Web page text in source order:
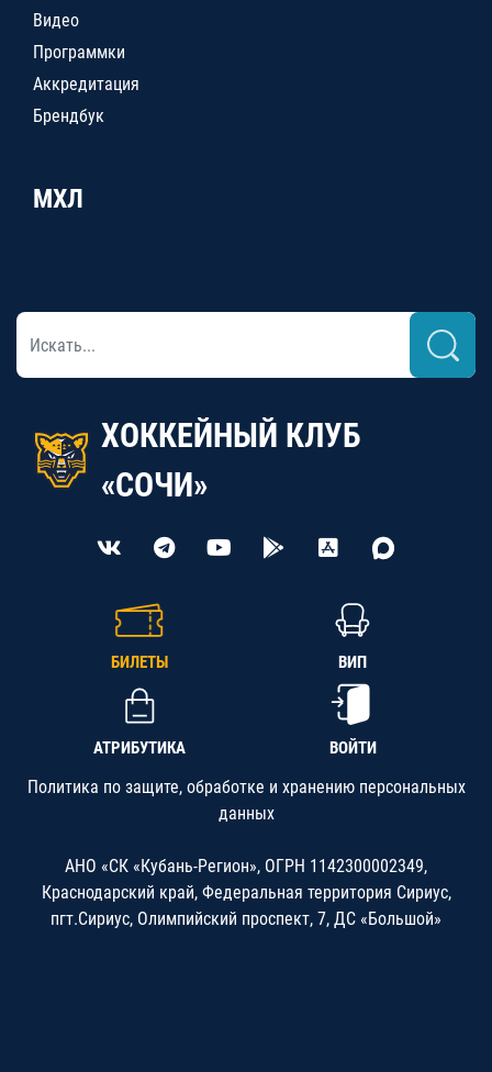
Видео
Программки
Аккредитация
Брендбук
МХЛ
ХОККЕЙНЫЙ КЛУБ
«СОЧИ»
БИЛЕТЫ ВИП
АТРИБУТИКА ВОЙТИ
Политика по защите, обработке и хранению персональных
данных
АНО «СК «Кубань-Регион», ОГРН 1142300002349,
Краснодарский край, Федеральная территория Сириус,
пгт.Сириус, Олимпийский проспект, 7, ДС «Большой»